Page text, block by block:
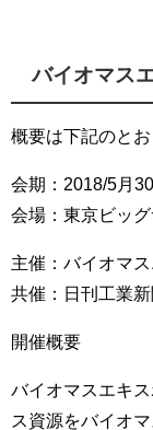
バイオマス
概要は下記のと
会期：2018/5月
会場：東京ビッ
主催：バイオマ
共催：日刊工業
開催概要
バイオマスエキ
ス資源をバイオ